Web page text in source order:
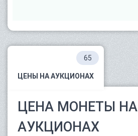
ЦЕНЫ НА АУКЦИОНАХ
65
ЦЕНА МОНЕТЫ НА
АУКЦИОНАХ